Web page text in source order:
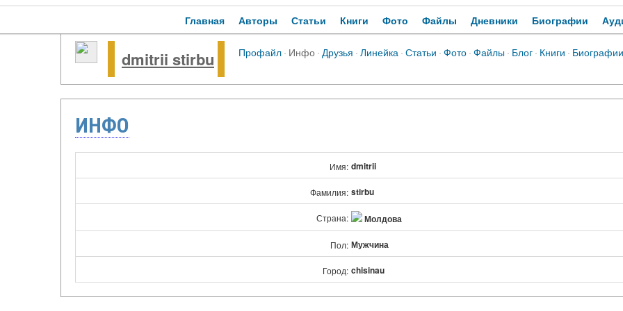
Главная Авторы Статьи Книги Фото Файлы Дневники Биографии
dmitrii stirbu Профайл· Инфо· Друзья ·Линейка ·Статьи ·Фото·Файлы· Блог· Книги · Биографии
ИНФО
Имя: dmitrii
Фамилия: stirbu
Страна: Молдова
Пол: Мужчина
Город: chisinau